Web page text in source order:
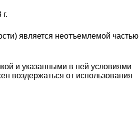
является неотъемлемой частью
и указанными в ней условиями
воздержаться от использования